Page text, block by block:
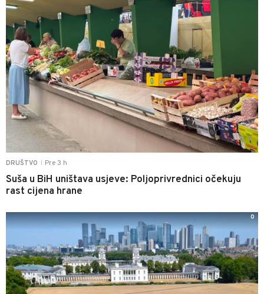
DRUŠTVO Pre 3 h
Suša u BiH uništava usjeve: Poljoprivrednici očekuju
rast cijena hrane
0